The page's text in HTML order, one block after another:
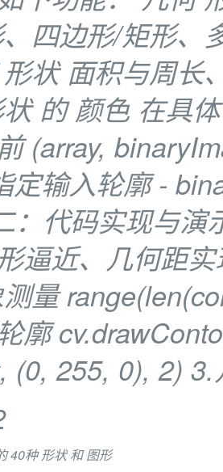
四边形/矩形、
形状 面积与周长
的颜色 在具
(array,
定输入轮廓 -
：代码实现与演
逼近、几何距
量
廓
(0, 255, 0), 2)
40种形状和图形